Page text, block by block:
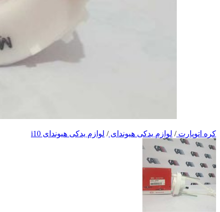
کره اتوپارت/ لوازم یدکی هیوندای/ لوازم یدکی هیوندای i10